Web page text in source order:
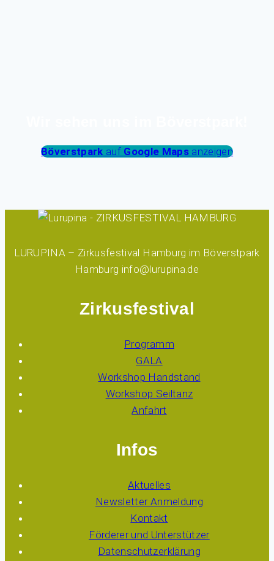
Böverstpark auf Google Maps anzeigen
LURUPINA – Zirkusfestival Hamburg im Böverstpark
Hamburg info@lurupina.de
Zirkusfestival
Programm
GALA
Workshop Handstand
Workshop Seiltanz
Anfahrt
Infos
Aktuelles
Newsletter Anmeldung
Kontakt
Förderer und Unterstützer
Datenschutzerklärung